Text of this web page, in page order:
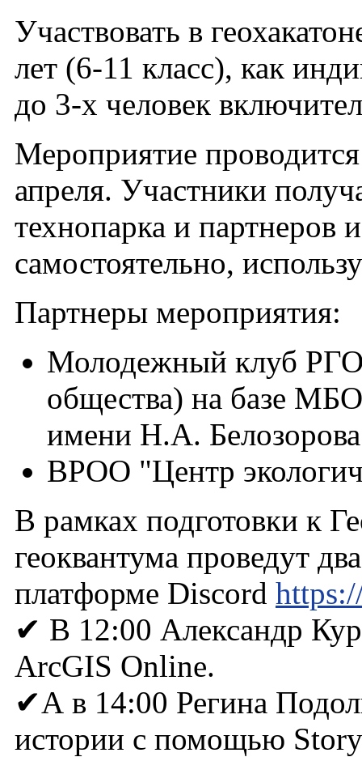
Участвовать в
лет (6-11 класс), как
до 3-х человек
Мероприятие
апреля. Участники
технопарка и партнеров
самостоятельно,
Партнеры мероприятия:
Молодежный клуб РГО
общества) на базе
имени Н.А.
ВРОО "Центр
В рамках подготовки к
геоквантума проведут
платформе Discord
✔ В 12:00 Александр
ArcGIS Online.
✔А в 14:00 Регина
истории с помощью